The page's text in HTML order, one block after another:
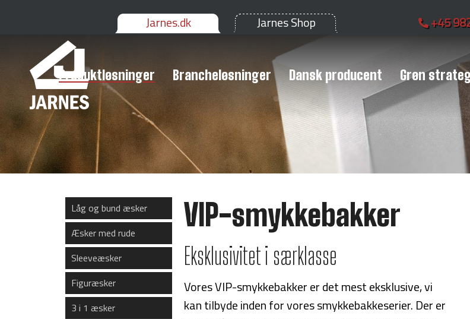
Jarnes.dk Jarnes Shop +45
Produktløsninger Brancheløsninger Dansk producent Grøn
Låg og bund æsker
Æsker med rude
Sleeveæsker
Figuræsker
3 i 1 æsker
VIP-smykkebakker
Eksklusivitet i særklasse
Vores VIP-smykkebakker er det mest eksklusive, vi
kan tilbyde inden for vores smykkebakkeserier. Der er